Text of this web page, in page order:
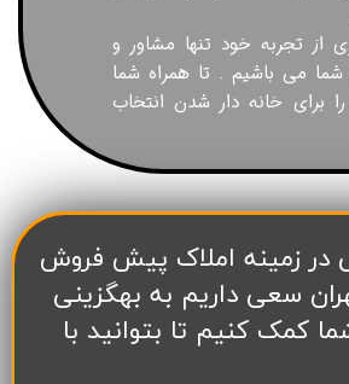
از تجربه خود تنها مشاور و
شما می باشیم . تا همراه شما
را برای خانه دار شدن انتخاب
در زمینه املاک پیش فروش
منطقه 22 تهران سعی داریم به بهگزینی
کمک کنیم تا بتوانید با